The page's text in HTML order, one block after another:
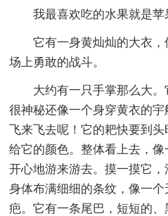
我最喜欢吃的水果就是苹
它有一身黄灿灿的大衣
场上勇敢的战斗。
大约有一只手掌那么大
很神秘还像一个身穿黄衣的
飞来飞去呢！它的耙快要到
给它的颜色。整体看上去，像
开心地游来游去。摸一摸它，
身体布满细细的条纹，像一
疤。它有一条尾巴，短短的